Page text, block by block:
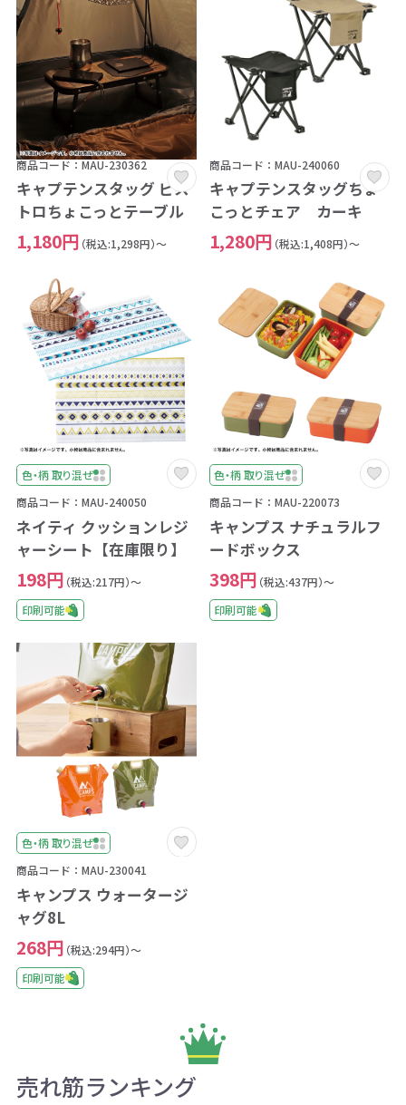
商品コード：MAU-230362
キャプテンスタッグ ビス
トロちょこっとテーブル
1,180円 （税込:1,298円）～
商品コード：MAU-240060
キャプテンスタッグちょ
こっとチェア カーキ
1,280円 （税込:1,408円）～
色・柄 取り混ぜ
商品コード：MAU-240050
ネイティ クッションレジ
ャーシート【在庫限り】
198円 （税込:217円）～
印刷可能
色・柄 取り混ぜ
商品コード：MAU-220073
キャンプス ナチュラルフ
ードボックス
398円 （税込:437円）～
印刷可能
色・柄 取り混ぜ
商品コード：MAU-230041
キャンプス ウォータージ
ャグ8L
268円 （税込:294円）～
印刷可能
売れ筋ランキング